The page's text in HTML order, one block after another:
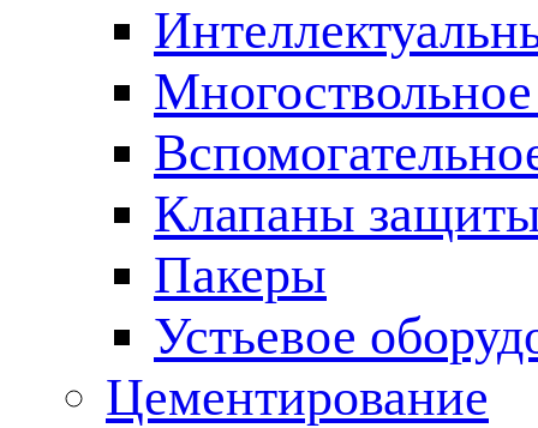
Клапаны
Пакеры
Устьевое
Цементирование